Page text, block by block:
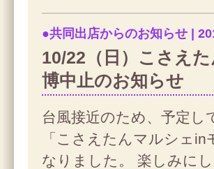
●共同出店からのお知らせ |
10/22（日）こさえ
博中止のお知らせ
台風接近のため、予定し
「こさえたんマルシェ
なりました。 楽しみに